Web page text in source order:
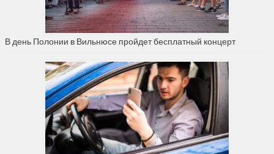
В день Полонии в Вильнюсе пройдет бесплатный концерт